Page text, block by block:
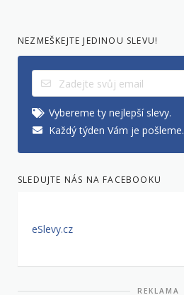
NEZMEŠKEJTE JEDINOU SLEVU!
Vybereme ty nejlepší slevy.
Každý týden Vám je pošleme.
SLEDUJTE NÁS NA FACEBOOKU
eSlevy.cz
REKLAMA